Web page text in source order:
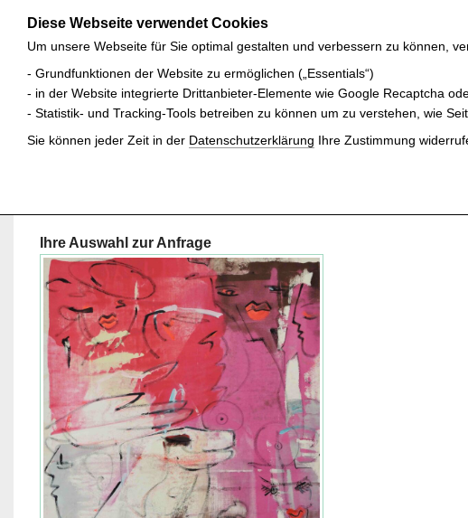
ANFRAGE
Ihre Auswahl zur Anfrage
Diese Webseite verwendet Cookies
Um unsere Webseite für Sie optimal gestalten und verbessern zu können,
- Grundfunktionen der Website zu ermöglichen („Essentials“)
- in der Website integrierte Drittanbieter-Elemente wie Google Recaptcha
- Statistik- und Tracking-Tools betreiben zu können um zu verstehen, wie
Sie können jeder Zeit in der Datenschutzerklärung Ihre Zustimmung